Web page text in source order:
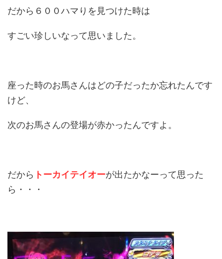
だから６００ハマりを見つけた時は
すごい珍しいなって思いました。
座った時のお馬さんはどの子だったか忘れたんです
けど、
次のお馬さんの登場が赤かったんですよ。
だから トーカイテイオーが出たかなーって思った
ら・・・